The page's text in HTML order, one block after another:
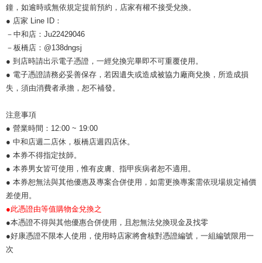
鐘，如逾時或無依規定提前預約，店家有權不接受兌換。
● 店家 Line ID：
－中和店：Ju22429046
－板橋店：@138dngsj
● 到店時請出示電子憑證，一經兌換完畢即不可重覆使用。
● 電子憑證請務必妥善保存，若因遺失或造成被協力廠商兌換，所造成損
失，須由消費者承擔，恕不補發。
注意事項
● 營業時間：12:00 ~ 19:00
● 中和店週二店休，板橋店週四店休。
● 本券不得指定技師。
● 本券男女皆可使用，惟有皮膚、指甲疾病者恕不適用。
● 本券恕無法與其他優惠及專案合併使用，如需更換專案需依現場規定補價
差使用。
●此憑證由等值購物金兌換之
●本憑證不得與其他優惠合併使用，且恕無法兌換現金及找零
●好康憑證不限本人使用，使用時店家將會核對憑證編號，一組編號限用一
次